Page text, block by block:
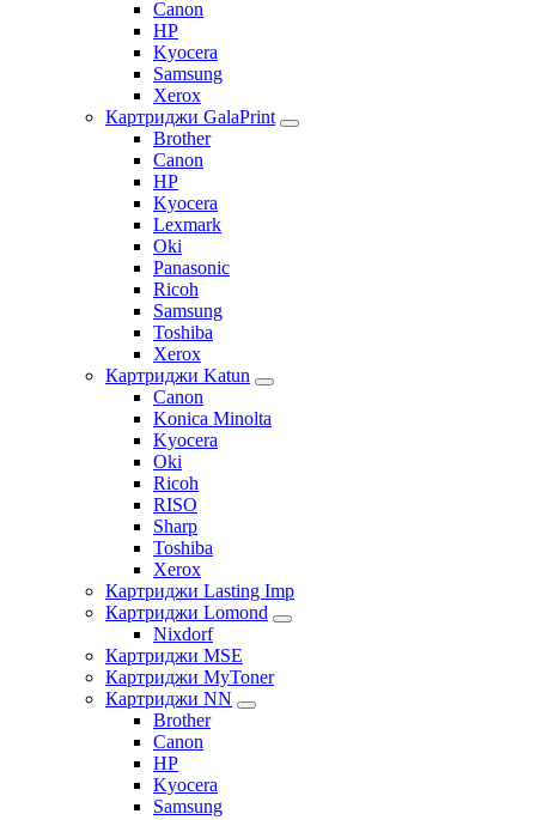
Canon
HP
Kyocera
Samsung
Xerox
Картриджи GalaPrint
Brother
Canon
HP
Kyocera
Lexmark
Oki
Panasonic
Ricoh
Samsung
Toshiba
Xerox
Картриджи Katun
Canon
Konica Minolta
Kyocera
Oki
Ricoh
RISO
Sharp
Toshiba
Xerox
Картриджи Lasting Imp
Картриджи Lomond
Nixdorf
Картриджи MSE
Картриджи MyToner
Картриджи NN
Brother
Canon
HP
Kyocera
Samsung